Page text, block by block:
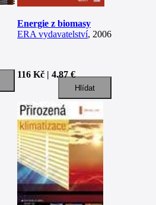
Energie z biomasy
ERA vydavatelství, 2006
116 Kč | 4.87 €